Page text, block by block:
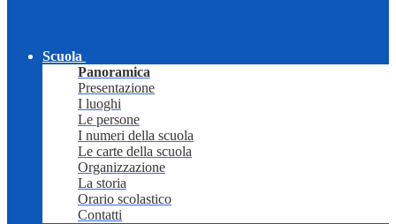
Scuola
Panoramica
Presentazione
I luoghi
Le persone
I numeri della scuola
Le carte della scuola
Organizzazione
La storia
Orario scolastico
Contatti